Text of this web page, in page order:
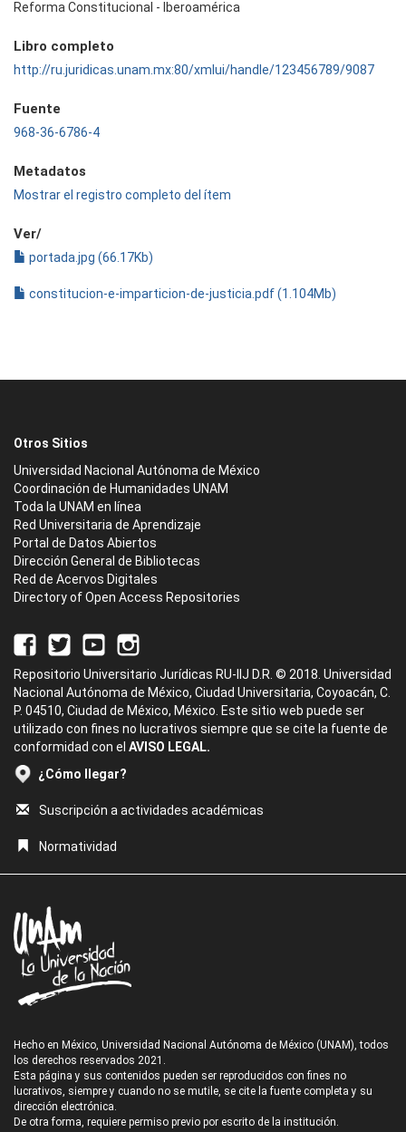
Reforma Constitucional - Iberoamérica
Libro completo
http://ru.juridicas.unam.mx:80/xmlui/handle/123456789/9087
Fuente
968-36-6786-4
Metadatos
Mostrar el registro completo del ítem
Ver/
portada.jpg (66.17Kb)
constitucion-e-imparticion-de-justicia.pdf (1.104Mb)
Otros Sitios
Universidad Nacional Autónoma de México
Coordinación de Humanidades UNAM
Toda la UNAM en línea
Red Universitaria de Aprendizaje
Portal de Datos Abiertos
Dirección General de Bibliotecas
Red de Acervos Digitales
Directory of Open Access Repositories
Repositorio Universitario Jurídicas RU-IIJ D.R. © 2018. Universidad
Nacional Autónoma de México, Ciudad Universitaria, Coyoacán, C.
P. 04510, Ciudad de México, México. Este sitio web puede ser
utilizado con fines no lucrativos siempre que se cite la fuente de
conformidad con el AVISO LEGAL.
¿Cómo llegar?
Suscripción a actividades académicas
Normatividad
Hecho en México, Universidad Nacional Autónoma de México (UNAM), todos
los derechos reservados 2021.
Esta página y sus contenidos pueden ser reproducidos con fines no
lucrativos, siempre y cuando no se mutile, se cite la fuente completa y su
dirección electrónica.
De otra forma, requiere permiso previo por escrito de la institución.